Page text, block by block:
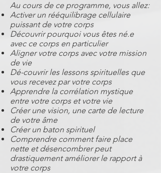
Au cours de ce programme, vous allez:
Activer un rééquilibrage cellulaire
puissant de votre corps
Découvrir pourquoi vous êtes né.e
avec ce corps en particulier
Aligner votre corps avec votre mission
de vie
Dé-couvrir les lessons spirituelles que
vous recevez par votre corps
Apprendre la corrélation mystique
entre votre corps et votre vie
Créer une vision, une carte de lecture
de votre âme
Créer un baton spirituel
Comprendre comment faire place
nette et désencombrer peut
drastiquement améliorer le rapport à
votre corps